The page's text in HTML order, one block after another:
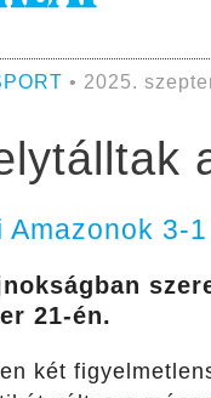
• 2025.
Amazonok 3-
21-én.
két